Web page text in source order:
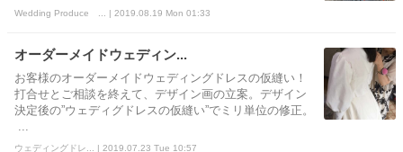
Wedding Produce ... | 2019.08.19 Mon 01:33
オーダーメイドウェディン...
お客様のオーダーメイドウェディングドレスの仮縫い！
打合せとご相談を終えて、デザイン画の立案。デザイン
決定後の”ウェディグドレスの仮縫い”でミリ単位の修正。
ウェディングドレ... | 2019.07.23 Tue 10:57